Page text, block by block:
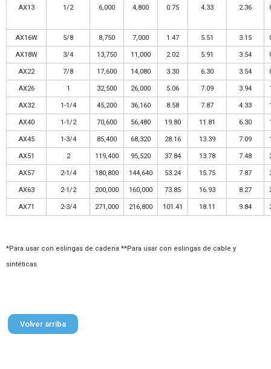
AX13 1/2 6,000 4,800 0.75 4.33 2.36
AX16W 5/8 8,750 7,000 1.47 5.51 3.15
AX18W 3/4 13,750 11,000 2.02 5.91 3.54
AX22 7/8 17,600 14,080 3.30 6.30 3.54
AX26 1 32,500 26,000 5.06 7.09 3.94
AX32 1-1/4 45,200 36,160 8.58 7.87 4.33
AX40 1-1/2 70,600 56,480 19.80 11.81 6.30
AX45 1-3/4 85,400 68,320 28.16 13.39 7.09
AX51 2 119,400 95,520 37.84 13.78 7.48
AX57 2-1/4 180,800 144,640 53.24 15.75 7.87
AX63 2-1/2 200,000 160,000 73.85 16.93 8.27
AX71 2-3/4 271,000 216,800 101.41 18.11 9.84
*Para usar con eslingas de cadena **Para usar con eslingas de cable y
sintéticas
Volver arriba